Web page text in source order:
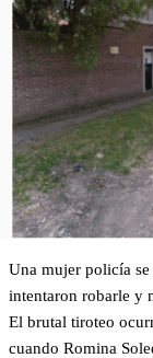
Una mujer policía
intentaron robarle y
El brutal tiroteo
cuando Romina